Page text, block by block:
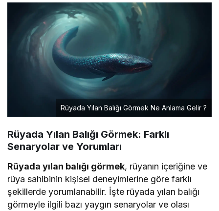
Rüyada Yılan Balığı Görmek Ne Anlama Gelir ?
Rüyada Yılan Balığı Görmek: Farklı
Senaryolar ve Yorumları
Rüyada yılan balığı görmek, rüyanın içeriğine ve
rüya sahibinin kişisel deneyimlerine göre farklı
şekillerde yorumlanabilir. İşte rüyada yılan balığı
görmeyle ilgili bazı yaygın senaryolar ve olası